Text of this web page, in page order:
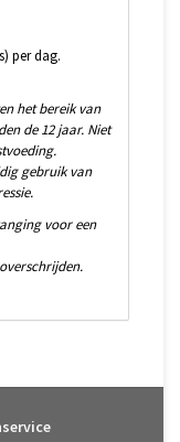
per dag.
het bereik van
de 12 jaar. Niet
gebruik van
voor een